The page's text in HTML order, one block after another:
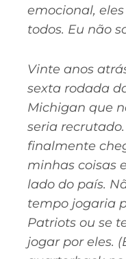
emocional,
todos. Eu não
Vinte anos
sexta rodada
Michigan que
seria recrutado.
finalmente
minhas coisas
lado do país.
tempo jogaria
Patriots ou se
jogar por eles.